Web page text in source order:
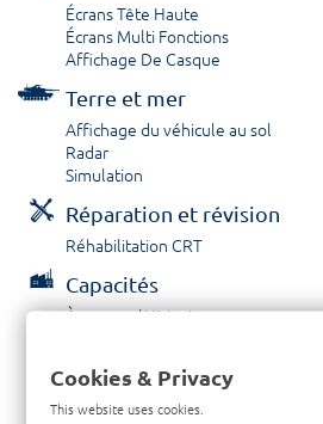
Écrans Tête Haute
Écrans Multi Fonctions
Affichage De Casque
Terre et mer
Affichage du véhicule au sol
Radar
Simulation
Réparation et révision
Réhabilitation CRT
Capacités
À propos / Historique
Contactez nous
Cookies & Privacy
This website uses cookies.